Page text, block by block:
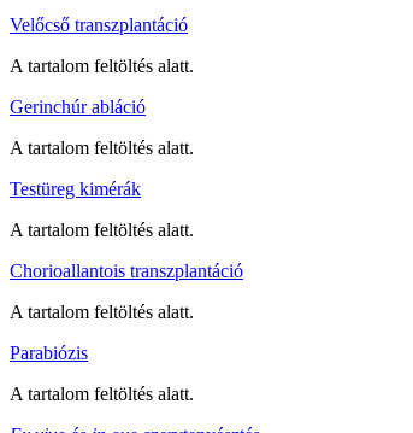
Velőcső transzplantáció
A tartalom feltöltés alatt.
Gerinchúr abláció
A tartalom feltöltés alatt.
Testüreg kimérák
A tartalom feltöltés alatt.
Chorioallantois transzplantáció
A tartalom feltöltés alatt.
Parabiózis
A tartalom feltöltés alatt.